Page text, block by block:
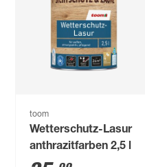
toom
Wetterschutz-Lasur
anthrazitfarben 2,5 l